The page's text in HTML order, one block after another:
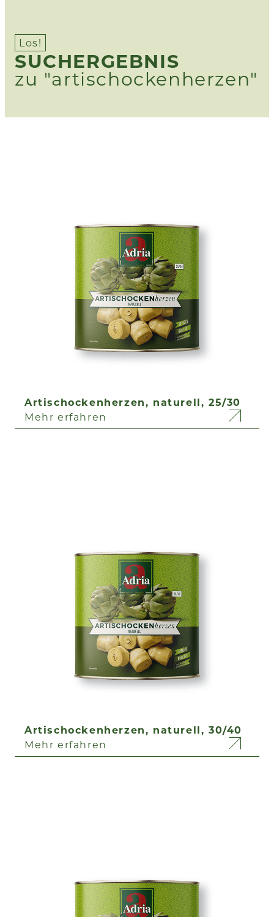
Los!
SUCHERGEBNIS
zu "artischockenherzen"
Artischockenherzen, naturell, 25/30
Mehr erfahren
Artischockenherzen, naturell, 30/40
Mehr erfahren